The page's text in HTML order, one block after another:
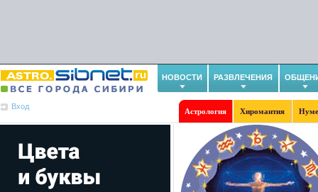
НОВОСТИ РАЗВЛЕЧЕНИЯ
Вход
Астрология Хиромантия